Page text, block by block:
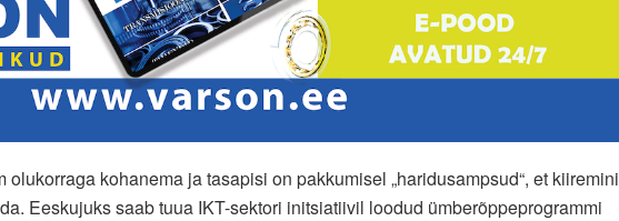
kohanema ja tasapisi on pakkumisel „haridusampsud“, et kiiremini
Eeskujuks saab tuua IKT-sektori initsiatiivil loodud ümberõppeprogrammi